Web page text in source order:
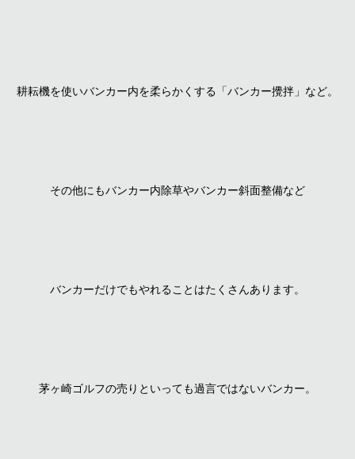
耕耘機を使いバンカー内を柔らかくする「バンカー攪拌」など。
その他にもバンカー内除草やバンカー斜面整備など
バンカーだけでもやれることはたくさんあります。
茅ヶ崎ゴルフの売りといっても過言ではないバンカー。